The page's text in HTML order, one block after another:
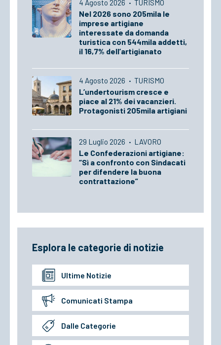
4 Agosto 2026 · TURISMO
Nel 2026 sono 205mila le
imprese artigiane
interessate da domanda
turistica con 544mila addetti,
il 16,7% dell’artigianato
4 Agosto 2026 · TURISMO
L’undertourism cresce e
piace al 21% dei vacanzieri.
Protagonisti 205mila artigiani
29 Luglio 2026 · LAVORO
Le Confederazioni artigiane:
“Sì a confronto con Sindacati
per difendere la buona
contrattazione”
Esplora le categorie di notizie
Ultime Notizie
Comunicati Stampa
Dalle Categorie